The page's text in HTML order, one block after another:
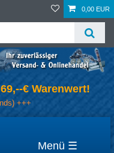
0,00 EUR
€ Warenwert!
+++
☰